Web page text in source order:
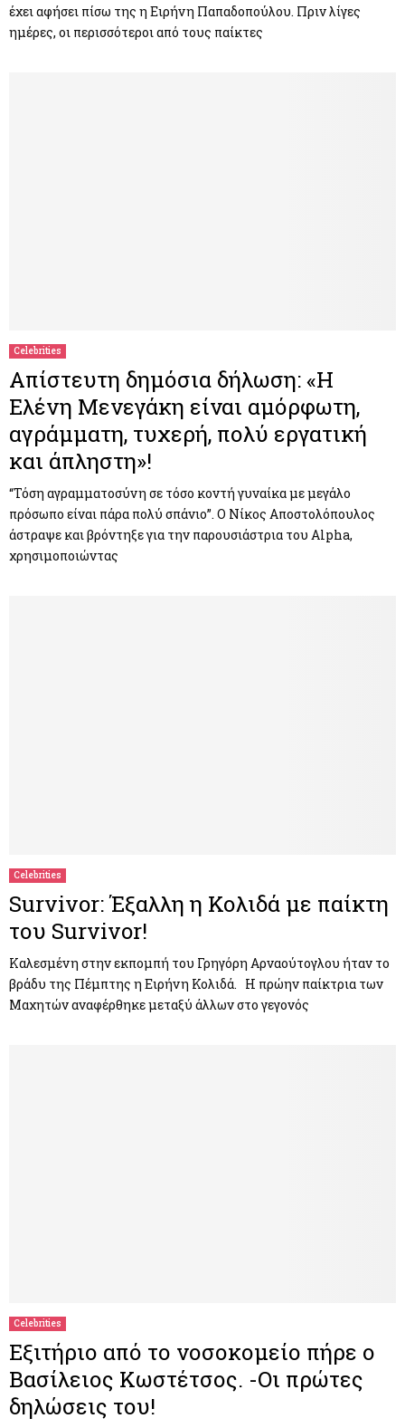
έχει αφήσει πίσω της η Ειρήνη Παπαδοπούλου. Πριν λίγες
ημέρες, οι περισσότεροι από τους παίκτες
Celebrities
Απίστευτη δημόσια δήλωση: «Η
Ελένη Μενεγάκη είναι αμόρφωτη,
αγράμματη, τυχερή, πολύ εργατική
και άπληστη»!
“Τόση αγραμματοσύνη σε τόσο κοντή γυναίκα με μεγάλο
πρόσωπο είναι πάρα πολύ σπάνιο”. Ο Νίκος Αποστολόπουλος
άστραψε και βρόντηξε για την παρουσιάστρια του Alpha,
χρησιμοποιώντας
Celebrities
Survivor: Έξαλλη η Κολιδά με παίκτη
του Survivor!
Καλεσμένη στην εκπομπή του Γρηγόρη Αρναούτογλου ήταν το
βράδυ της Πέμπτης η Ειρήνη Κολιδά. Η πρώην παίκτρια των
Μαχητών αναφέρθηκε μεταξύ άλλων στο γεγονός
Celebrities
Εξιτήριο από το νοσοκομείο πήρε ο
Βασίλειος Κωστέτσος. -Οι πρώτες
δηλώσεις του!